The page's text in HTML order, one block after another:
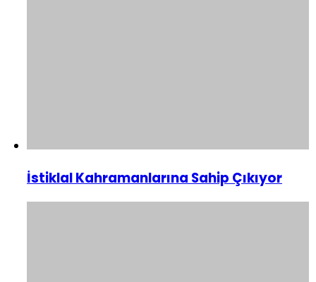
İstiklal Kahramanlarına Sahip Çıkıyor